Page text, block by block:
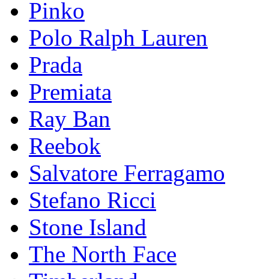
Pinkо
Polo Ralph Lauren
Prada
Premiata
Ray Ban
Reebok
Salvatore Ferragamo
Stefano Ricci
Stоnе Islаnd
The North Face